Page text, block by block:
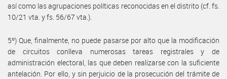
así como las agrupaciones políticas reconocidas en el distrito (cf. fs.
10/21 vta. y fs. 56/67 vta.).
5º) Que, finalmente, no puede pasarse por alto que la modificación
de circuitos conlleva numerosas tareas registrales y de
administración electoral, las que deben realizarse con la suficiente
antelación. Por ello, y sin perjuicio de la prosecución del trámite de